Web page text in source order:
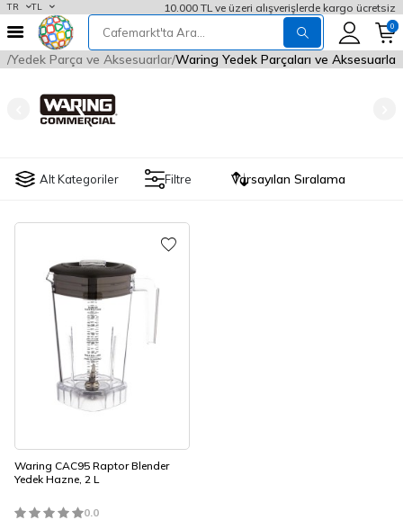
TR TL 10.000 TL ve üzeri alışverişlerde kargo ücretsiz
0
Yedek Parça ve Aksesuarlar Waring Yedek Parçaları ve Aksesuarları
Alt Kategoriler Filtre
Waring CAC95 Raptor Blender
Yedek Hazne, 2 L
0.0